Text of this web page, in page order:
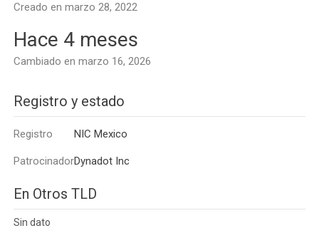
Creado en marzo 28, 2022
Hace 4 meses
Cambiado en marzo 16, 2026
Registro y estado
Registro NIC Mexico
PatrocinadorDynadot Inc
En Otros TLD
Sin dato